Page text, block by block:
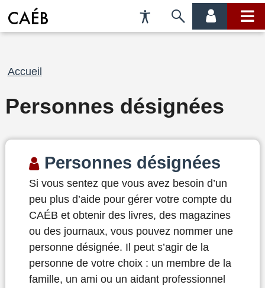
Préférences
d'accessibilité
Passer
menu
menu
Fil
Accueil
Personnes désignées
Personnes désignées
Si vous sentez que vous avez besoin d’un
peu plus d’aide pour gérer votre compte du
CAÉB et obtenir des livres, des magazines
ou des journaux, vous pouvez nommer une
personne désignée. Il peut s’agir de la
personne de votre choix : un membre de la
famille, un ami ou un aidant professionnel